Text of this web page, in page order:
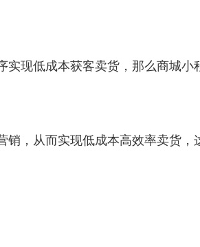
现低成本获客卖货，那么商城小
，从而实现低成本高效率卖货